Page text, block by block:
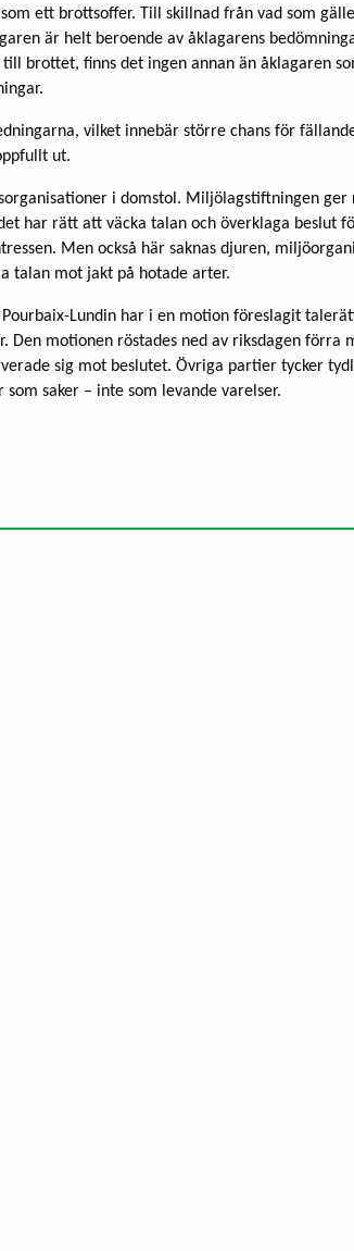
ett brottsoffer. Till skillnad från vad som
är helt beroende av åklagarens
brottet, finns det ingen annan än åklagaren
vilket innebär större chans för
ut.
i domstol. Miljölagstiftningen ger
har rätt att väcka talan och överklaga beslut
Men också här saknas djuren,
talan mot jakt på hotade arter.
Lundin har i en motion föreslagit
Den motionen röstades ned av riksdagen förra
sig mot beslutet. Övriga partier tycker
saker – inte som levande varelser.